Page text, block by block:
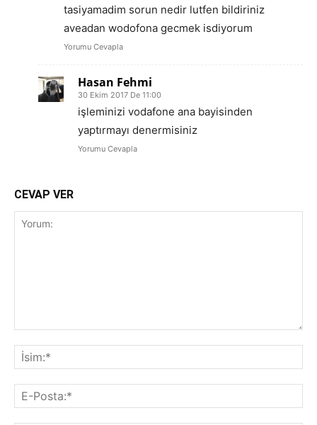
tasiyamadim sorun nedir lutfen bildiriniz
aveadan wodofona gecmek isdiyorum
Yorumu Cevapla
Hasan Fehmi
30 Ekim 2017 De 11:00
işleminizi vodafone ana bayisinden
yaptırmayı denermisiniz
Yorumu Cevapla
CEVAP VER